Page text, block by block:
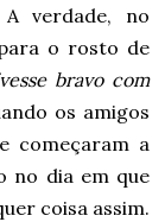
verdade, no
o rosto de
bravo com
os amigos
começaram a
no dia em que
coisa assim.